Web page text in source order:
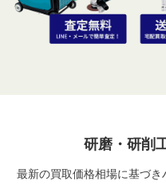
研磨・研削
最新の買取価格相場に基づ